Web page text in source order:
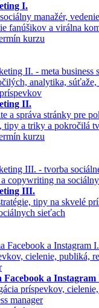
I.
manažér,
fanúšikov a virálna
II.
a správa stránky pre
tipy a triky a pokročilá
III.
tipy na skvelé
sieťach
Facebook a Instagram
príspevkov,
manager